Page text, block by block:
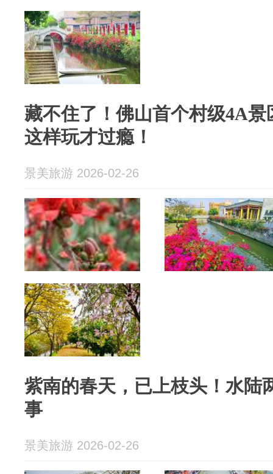
藏不住了！佛山首个村级4A
这样玩才过瘾！
景美旅游 2026-02-26
紫南的春天，已上枝头！水陆
事
景美旅游 2026-02-26